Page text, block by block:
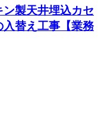
製天井埋込カセ
入替え工事【業務